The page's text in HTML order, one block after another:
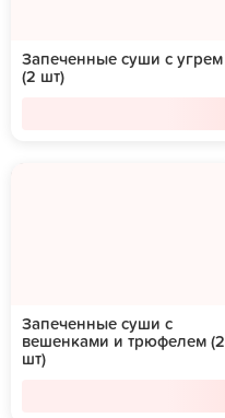
Запеченные суши с угрем
(2 шт)
Запеченные суши с
вешенками и трюфелем (2
шт)